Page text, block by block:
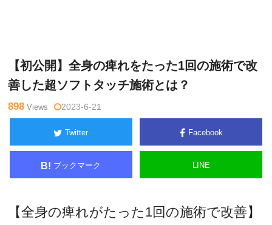
【初公開】全身の痺れをたった1回の施術で改
善した超ソフトタッチ施術とは？
898 Views 2023-6-21
Twitter Facebook
B! ブックマーク LINE
【全身の痺れがたった1回の施術で改善】